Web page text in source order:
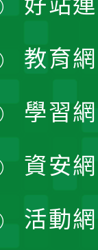
好站
教育
學習
資安
活動